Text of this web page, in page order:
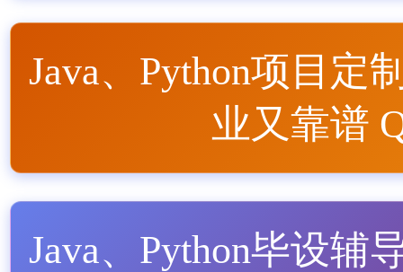
Java、Python项目定
业又靠谱
Java、Python毕设辅